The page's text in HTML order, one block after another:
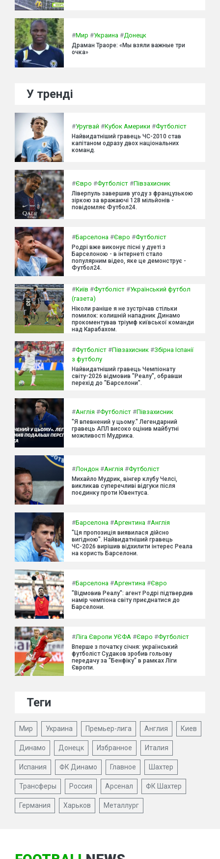
#Мир #Украина #Донецк
Драман Траоре: «Мы взяли важные три
очка»
У тренді
#Уругвай #Кубок Америки #Футболіст
Найвидатніший гравець ЧС-2010 став
капітаном одразу двох національних
команд.
#Євро #Футболіст #Півзахисник
Ліверпуль завершив угоду з французькою
зіркою за вражаючі 128 мільйонів -
повідомляє Футбол24.
#Барселона #Євро #Футболіст
Родрі вже виконує пісні у дуеті з
Барселоною - в інтернеті стало
популярним відео, яке це демонструє -
Футбол24.
#Київ #Футболіст #Український футбол
(газета)
Ніколи раніше я не зустрічав стільки
помилок: колишній нападник Динамо
прокоментував тріумф київської команди
над Карабахом.
#Футболіст #Півзахисник #Збірна Іспанії
з футболу
Найвидатніший гравець Чемпіонату
світу-2026 відмовив "Реалу", обравши
перехід до "Барселони".
#Англія #Футболіст #Півзахисник
"Я впевнений у цьому." Легендарний
гравець АПЛ високо оцінив майбутні
можливості Мудрика.
#Лондон #Англія #Футболіст
Михайло Мудрик, вінгер клубу Челсі,
викликав суперечливі відгуки після
поєдинку проти Ювентуса.
#Барселона #Аргентина #Англія
"Ця пропозиція виявилася дійсно
вигідною". Найвидатніший гравець
ЧС-2026 вирішив відхилити інтерес Реала
на користь Барселони.
#Барселона #Аргентина #Євро
"Відмовив Реалу": агент Родрі підтвердив
намір чемпіона світу приєднатися до
Барселони.
#Ліга Європи УЄФА #Євро #Футболіст
Вперше з початку січня: український
футболіст Судаков зробив гольову
передачу за "Бенфіку" в рамках Ліги
Європи.
Теги
Мир Украина Премьер-лига Англия Киев
Динамо Донецк Избранное Италия
Испания ФК Динамо Главное Шахтер
Трансферы Россия Арсенал ФК Шахтер
Германия Харьков Металлург